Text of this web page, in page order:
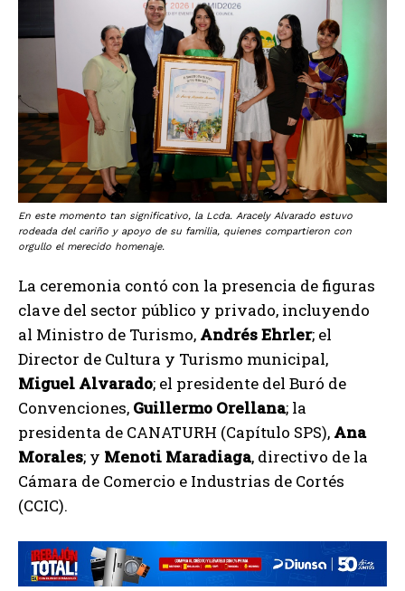
En este momento tan significativo, la Lcda. Aracely Alvarado estuvo
rodeada del cariño y apoyo de su familia, quienes compartieron con
orgullo el merecido homenaje.
La ceremonia contó con la presencia de figuras
clave del sector público y privado, incluyendo
al Ministro de Turismo, Andrés Ehrler; el
Director de Cultura y Turismo municipal,
Miguel Alvarado; el presidente del Buró de
Convenciones, Guillermo Orellana; la
presidenta de CANATURH (Capítulo SPS), Ana
Morales; y Menoti Maradiaga, directivo de la
Cámara de Comercio e Industrias de Cortés
(CCIC).